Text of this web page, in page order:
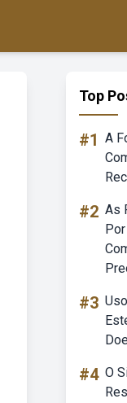
Top
#1 A
#2 As
#3
#4 O